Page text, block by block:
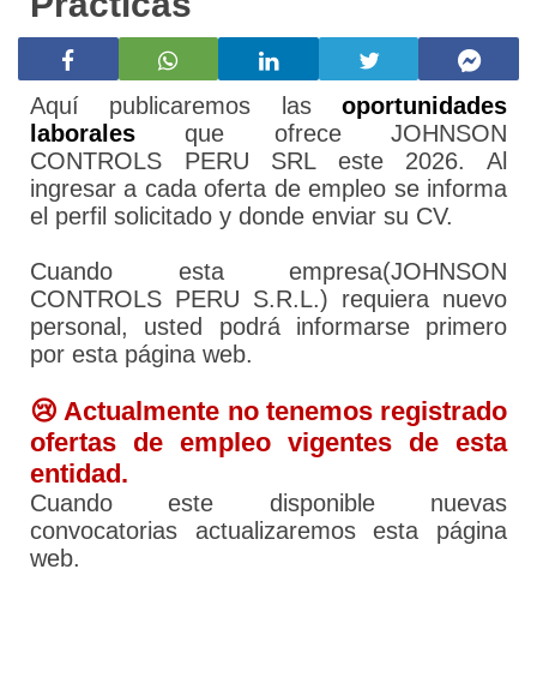
Aquí publicaremos las oportunidades
laborales que ofrece JOHNSON
CONTROLS PERU SRL este 2026. Al
ingresar a cada oferta de empleo se informa
el perfil solicitado y donde enviar su CV.
Cuando esta empresa(JOHNSON
CONTROLS PERU S.R.L.) requiera nuevo
personal, usted podrá informarse primero
por esta página web.
😢 Actualmente no tenemos registrado
ofertas de empleo vigentes de esta
entidad.
Cuando este disponible nuevas
convocatorias actualizaremos esta página
web.